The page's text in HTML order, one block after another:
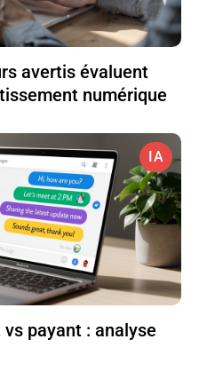
avertis évaluent
numérique
IA
payant : analyse